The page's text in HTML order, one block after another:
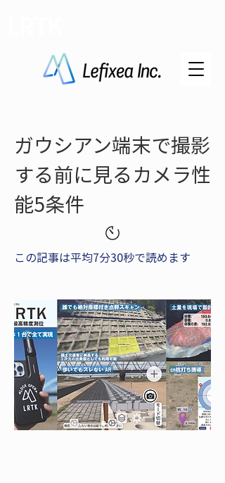
ガウシアン端末で撮影
する前に見るカメラ性
能5条件
この記事は平均7分30秒で読めます